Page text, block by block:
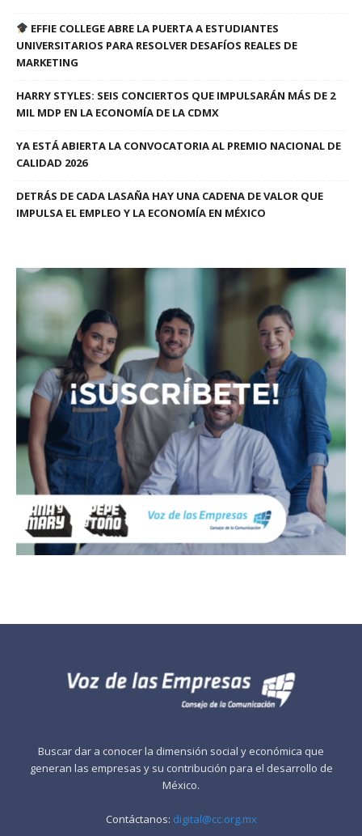
EFFIE COLLEGE ABRE LA PUERTA A ESTUDIANTES
UNIVERSITARIOS PARA RESOLVER DESAFÍOS REALES DE
MARKETING
HARRY STYLES: SEIS CONCIERTOS QUE IMPULSARÁN MÁS DE 2
MIL MDP EN LA ECONOMÍA DE LA CDMX
YA ESTÁ ABIERTA LA CONVOCATORIA AL PREMIO NACIONAL DE
CALIDAD 2026
DETRÁS DE CADA LASAÑA HAY UNA CADENA DE VALOR QUE
IMPULSA EL EMPLEO Y LA ECONOMÍA EN MÉXICO
Buscar dar a conocer la dimensión social y económica que
generan las empresas y su contribución para el desarrollo de
México.
Contáctanos: digital@cc.org.mx